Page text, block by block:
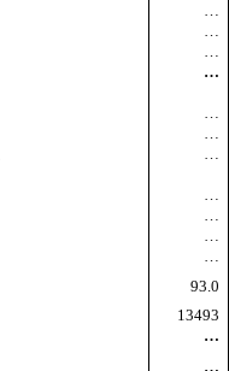
…
…
…
…
…
…
…
…
…
…
…
93.0
13493
…
…